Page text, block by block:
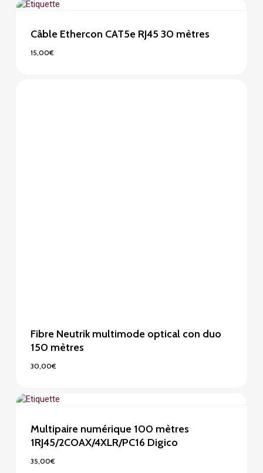
Câble Ethercon CAT5e RJ45 30 mètres
15,00€
Fibre Neutrik multimode optical con duo
150 mètres
30,00€
Multipaire numérique 100 mètres
1RJ45/2COAX/4XLR/PC16 Digico
35,00€